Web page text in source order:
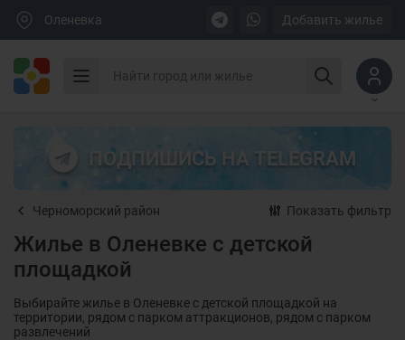
Оленевка Добавить жилье
ПОДПИШИСЬ НА TELEGRAM
Черноморский район Показать фильтр
Жилье в Оленевке с детской
площадкой
Выбирайте жилье в Оленевке с детской площадкой на
территории, рядом с парком аттракционов, рядом с парком
развлечений